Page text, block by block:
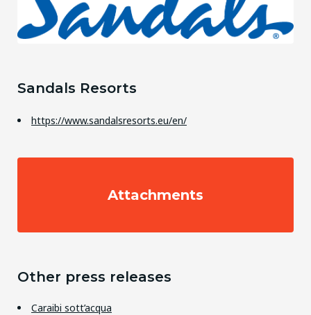
Sandals Resorts
https://www.sandalsresorts.eu/en/
Attachments
Other press releases
Caraibi sott’acqua